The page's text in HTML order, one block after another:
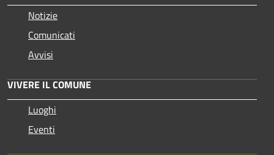
Notizie
Comunicati
Avvisi
VIVERE IL COMUNE
Luoghi
Eventi